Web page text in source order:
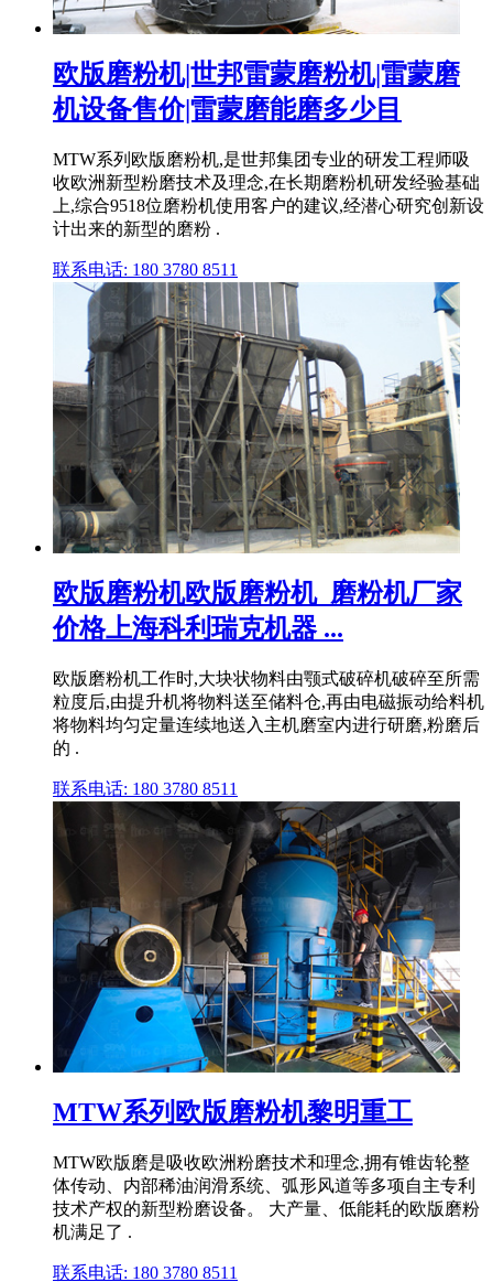
欧版磨粉机|世邦雷蒙磨粉机|雷蒙磨
机设备售价|雷蒙磨能磨多少目
MTW系列欧版磨粉机,是世邦集团专业的研发工程师吸
收欧洲新型粉磨技术及理念,在长期磨粉机研发经验基础
上,综合9518位磨粉机使用客户的建议,经潜心研究创新设
计出来的新型的磨粉 .
联系电话: 180 3780 8511
欧版磨粉机欧版磨粉机_磨粉机厂家
价格上海科利瑞克机器 ...
欧版磨粉机工作时,大块状物料由颚式破碎机破碎至所需
粒度后,由提升机将物料送至储料仓,再由电磁振动给料机
将物料均匀定量连续地送入主机磨室内进行研磨,粉磨后
的 .
联系电话: 180 3780 8511
MTW系列欧版磨粉机黎明重工
MTW欧版磨是吸收欧洲粉磨技术和理念,拥有锥齿轮整
体传动、内部稀油润滑系统、弧形风道等多项自主专利
技术产权的新型粉磨设备。 大产量、低能耗的欧版磨粉
机满足了 .
联系电话: 180 3780 8511